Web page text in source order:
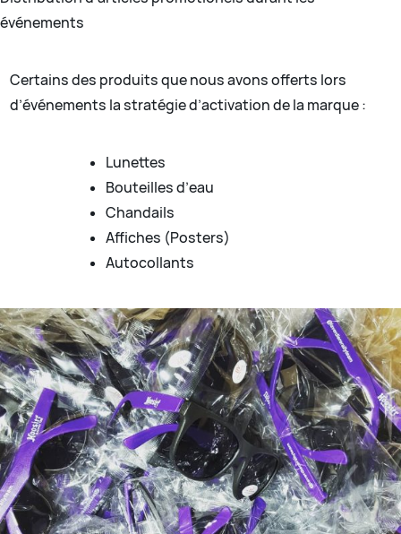
événements
Certains des produits que nous avons offerts lors
d’événements la stratégie d’activation de la marque :
Lunettes
Bouteilles d’eau
Chandails
Affiches (Posters)
Autocollants